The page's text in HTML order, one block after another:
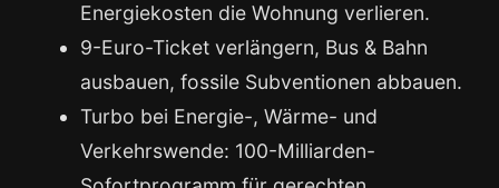
Energiekosten die Wohnung verlieren.
9-Euro-Ticket verlängern, Bus & Bahn
ausbauen, fossile Subventionen abbauen.
Turbo bei Energie-, Wärme- und
Verkehrswende: 100-Milliarden-